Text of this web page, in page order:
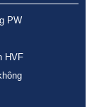
PW
HVF